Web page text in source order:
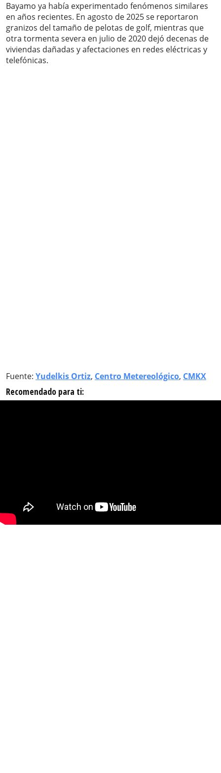
Bayamo ya había experimentado fenómenos similares
en años recientes. En agosto de 2025 se reportaron
granizos del tamaño de pelotas de golf, mientras que
otra tormenta severa en julio de 2020 dejó decenas de
viviendas dañadas y afectaciones en redes eléctricas y
telefónicas.
Fuente: Yudelkis Ortiz, Centro Metereológico, CMKX
Recomendado para ti: